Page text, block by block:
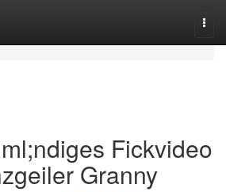
Fickvideo
Granny